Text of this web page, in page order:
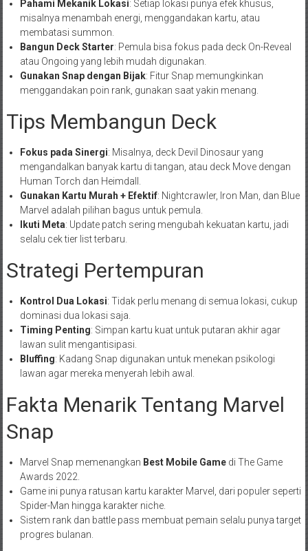
Pahami Mekanik Lokasi: Setiap lokasi punya efek khusus,
misalnya menambah energi, menggandakan kartu, atau
membatasi summon.
Bangun Deck Starter: Pemula bisa fokus pada deck On-Reveal
atau Ongoing yang lebih mudah digunakan.
Gunakan Snap dengan Bijak: Fitur Snap memungkinkan
menggandakan poin rank, gunakan saat yakin menang.
Tips Membangun Deck
Fokus pada Sinergi: Misalnya, deck Devil Dinosaur yang
mengandalkan banyak kartu di tangan, atau deck Move dengan
Human Torch dan Heimdall.
Gunakan Kartu Murah + Efektif: Nightcrawler, Iron Man, dan Blue
Marvel adalah pilihan bagus untuk pemula.
Ikuti Meta: Update patch sering mengubah kekuatan kartu, jadi
selalu cek tier list terbaru.
Strategi Pertempuran
Kontrol Dua Lokasi: Tidak perlu menang di semua lokasi, cukup
dominasi dua lokasi saja.
Timing Penting: Simpan kartu kuat untuk putaran akhir agar
lawan sulit mengantisipasi.
Bluffing: Kadang Snap digunakan untuk menekan psikologi
lawan agar mereka menyerah lebih awal.
Fakta Menarik Tentang Marvel
Snap
Marvel Snap memenangkan Best Mobile Gamedi The Game
Awards 2022.
Game ini punya ratusan kartu karakter Marvel, dari populer seperti
Spider-Man hingga karakter niche.
Sistem rank dan battle pass membuat pemain selalu punya target
progres bulanan.